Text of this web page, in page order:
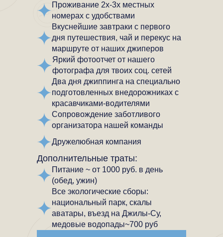
Проживание 2х-3х местных
номерах с удобствами
Вкуснейшие завтраки с первого
дня путешествия, чай и перекус на
маршруте от наших джиперов
Яркий фотоотчет от нашего
фотографа для твоих соц. сетей
Два дня джиппинга на специально
подготовленных внедорожниках с
красавчиками-водителями
Сопровождение заботливого
организатора нашей команды
Дружелюбная компания
Дополнительные траты:
Питание ~ от 1000 руб. в день
(обед, ужин)
Все экологические сборы:
национальный парк, скалы
аватары, въезд на Джилы-Су,
медовые водопады~700 руб